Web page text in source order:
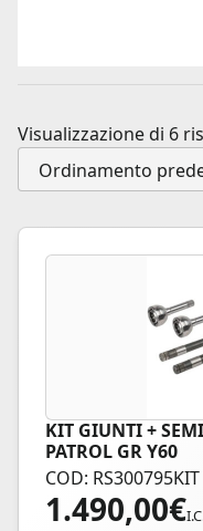
Visualizzazione di 6
KIT GIUNTI +
PATROL GR Y60
COD: RS300795KIT
1.490,00€